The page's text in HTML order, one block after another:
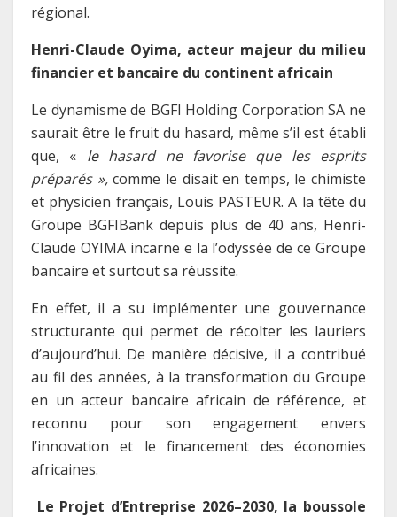
régional.
Henri-Claude Oyima, acteur majeur du milieu
financier et bancaire du continent africain
Le dynamisme de BGFI Holding Corporation SA ne
saurait être le fruit du hasard, même s’il est établi
que, « le hasard ne favorise que les esprits
préparés »,comme le disait en temps, le chimiste
et physicien français, Louis PASTEUR. A la tête du
Groupe BGFIBank depuis plus de 40 ans, Henri-
Claude OYIMA incarne e la l’odyssée de ce Groupe
bancaire et surtout sa réussite.
En effet, il a su implémenter une gouvernance
structurante qui permet de récolter les lauriers
d’aujourd’hui. De manière décisive, il a contribué
au fil des années, à la transformation du Groupe
en un acteur bancaire africain de référence, et
reconnu pour son engagement envers
l’innovation et le financement des économies
africaines.
Le Projet d’Entreprise 2026–2030, la boussole